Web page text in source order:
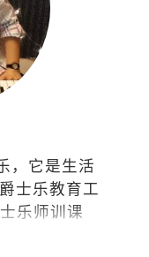
，它是生活
士乐教育工
乐师训课